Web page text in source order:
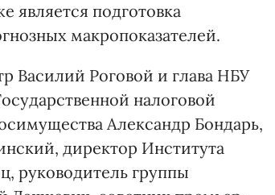
является подготовка
макропоказателей.
Василий Роговой и глава НБУ
налоговой
Александр Бондарь,
директор Института
руководитель группы